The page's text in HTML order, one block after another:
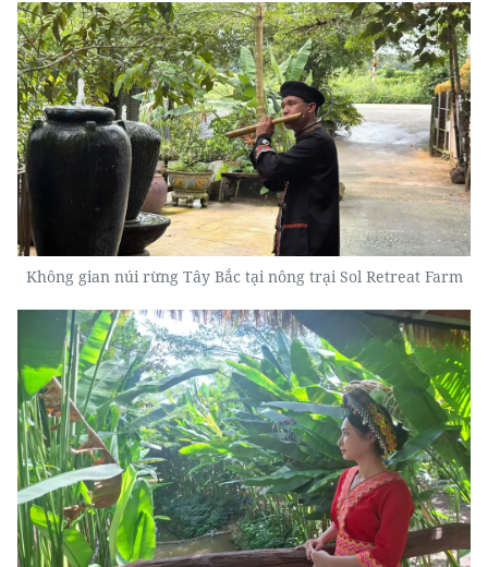
Không gian núi rừng Tây Bắc tại nông trại Sol Retreat Farm